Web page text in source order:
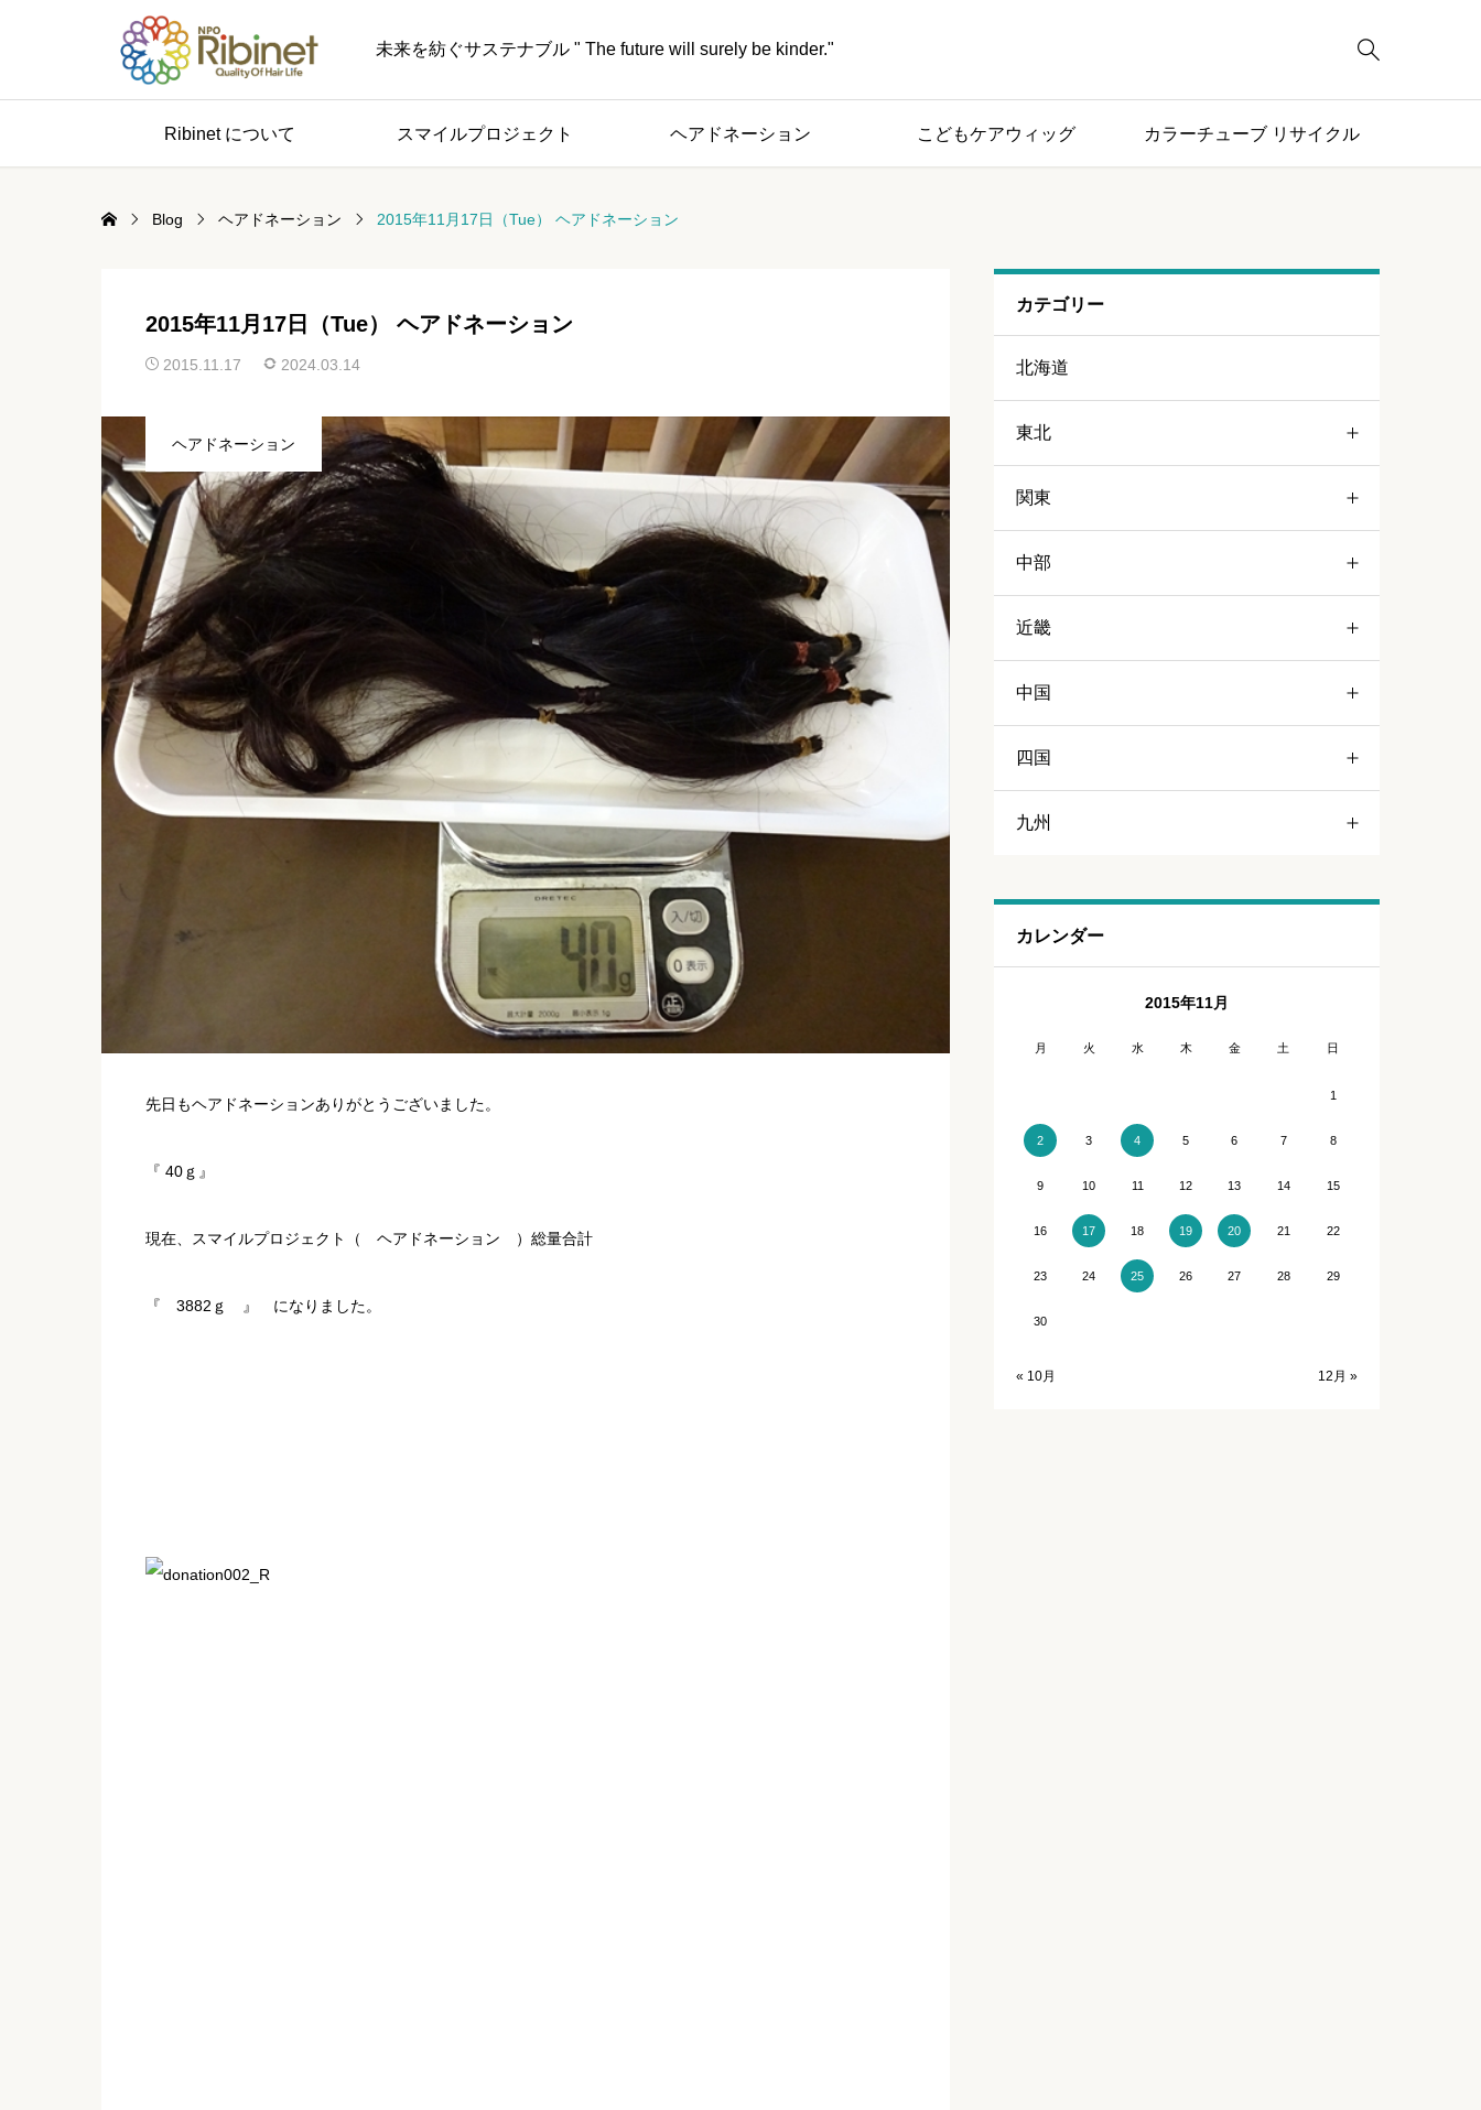
未来を紡ぐサステナブル " The future will surely be kinder." 
Ribinet について スマイルプロジェクト ヘアドネーション こどもケアウィッグ カラーチューブ リサイクル
Blog ヘアドネーション 2015年11月17日（Tue） ヘアドネーション
2015年11月17日（Tue） ヘアドネーション
2015.11.17 2024.03.14
ヘアドネーション
先日もヘアドネーションありがとうございました。
『 40ｇ』
現在、スマイルプロジェクト（ ヘアドネーション ）総量合計
『 3882ｇ 』 になりました。
カテゴリー
北海道
東北
青森
岩手
宮城
山形
福島
関東
栃木
群馬
茨城
千葉
埼玉
中部
静岡
愛知
山梨
長野
近畿
三重
京都
和歌山
中国
岡山
広島
四国
徳島
九州
宮崎
鹿児島
沖縄
カレンダー
2015年11月
月 火 水 木 金 土 日
1
2 3 4 5 6 7 8
9 10 11 12 13 14 15
16 17 18 19 20 21 22
23 24 25 26 27 28 29
30
« 10月 12月 »